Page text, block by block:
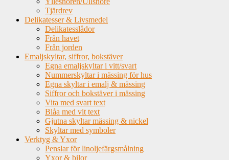
Tjärdrev
Delikatesser & Livsmedel
Delikatesslådor
Från havet
Från jorden
Emaljskyltar, siffror, bokstäver
Egna emaljskyltar i vitt/svart
Nummerskyltar i mässing för hus
Egna skyltar i emalj & mässing
Siffror och bokstäver i mässing
Vita med svart text
Blåa med vit text
Gjutna skyltar mässing & nickel
Skyltar med symboler
Verktyg & Yxor
Penslar för linoljefärgsmålning
Yxor & bilor